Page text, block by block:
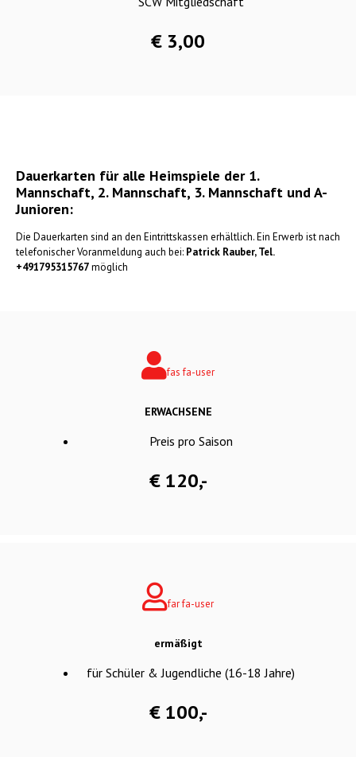
€ 3,00
Dauerkarten für alle Heimspiele der 1.
Mannschaft, 2. Mannschaft, 3. Mannschaft und A-
Junioren:
Die Dauerkarten sind an den Eintrittskassen erhältlich. Ein Erwerb ist nach
telefonischer Voranmeldung auch bei: Patrick Rauber, Tel.
+491795315767möglich
fas fa-user
ERWACHSENE
Preis pro Saison
€ 120,-
far fa-user
ermäßigt
für Schüler & Jugendliche (16-18 Jahre)
€ 100,-